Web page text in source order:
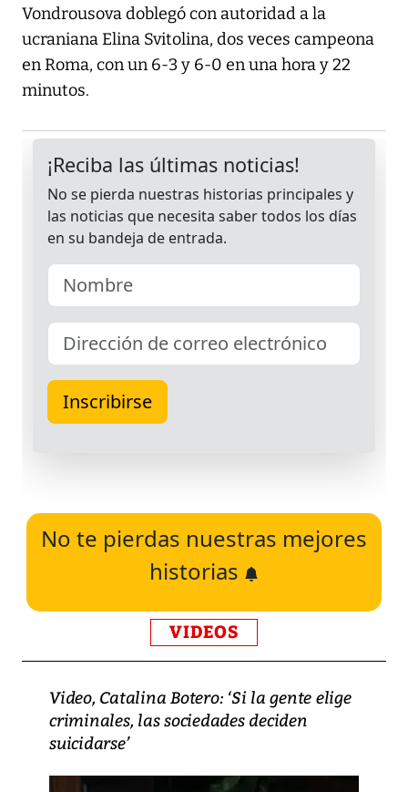
Vondrousova doblegó con autoridad a la
ucraniana Elina Svitolina, dos veces campeona
en Roma, con un 6-3 y 6-0 en una hora y 22
minutos.
No te pierdas nuestras mejores
historias
VIDEOS
Video, Catalina Botero: ‘Si la gente elige
criminales, las sociedades deciden
suicidarse’